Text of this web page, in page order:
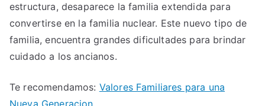
estructura, desaparece la familia extendida para
convertirse en la familia nuclear. Este nuevo tipo de
familia, encuentra grandes dificultades para brindar
cuidado a los ancianos.
Te recomendamos: Valores Familiares para una
Nueva Generacion